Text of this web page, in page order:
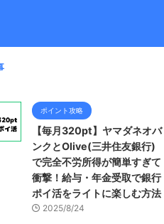
ポイント攻略
【毎月320pt】ヤマダネオバ
ンクとOlive(三井住友銀行)
で完全不労所得が簡単すぎて
衝撃！給与・年金受取で銀行
ポイ活をライトに楽しむ方法
2025/8/24